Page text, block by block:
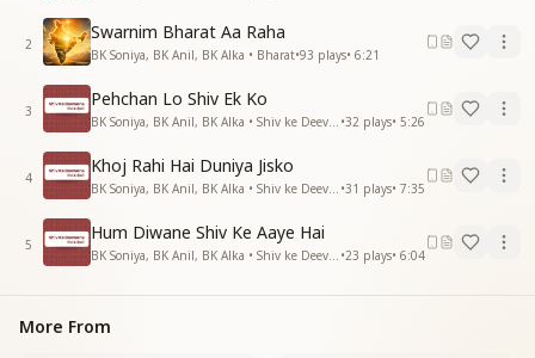
दुनिया से नाता तोड़कर
दुनिया से नाता तोड़कर
दिल बाबा को दे डाला
दिल बाबा को दे डाला
दिल बाबा को दे डाला
दिल बाबा को दे डाला
परमधाम से आया बाबा
राह निराली बाबा तेरी
दिलबर मेरे साथ है
दिलबर मेरे साथ है
दिलबर मेरे साथ है
2
Swarnim Bharat Aa Raha
BK Soniya, BK Anil, BK Alka • Bharat•93 plays• 6:21
3
Pehchan Lo Shiv Ek Ko
•32 plays• 5:26
4
Khoj Rahi Hai Duniya Jisko
•31 plays• 7:35
5
Hum Diwane Shiv Ke Aaye Hai
•23 plays• 6:04
More From